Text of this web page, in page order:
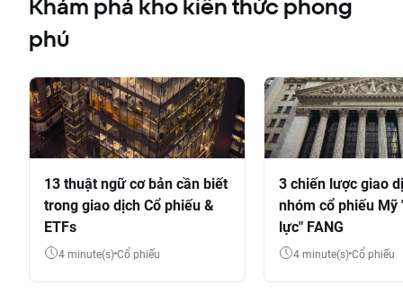
Khám phá kho kiến thức phong
phú
13 thuật ngữ cơ bản cần biết
trong giao dịch Cổ phiếu &
ETFs
4 minute(s) Cổ phiếu
3 chiến lược giao
nhóm cổ phiếu Mỹ
lực" FANG
4 minute(s) Cổ phiếu